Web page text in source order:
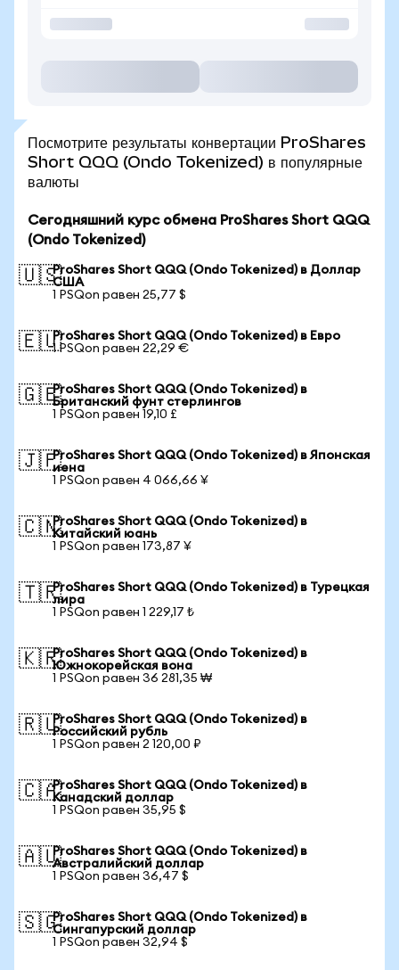
Посмотрите результаты конвертации ProShares
Short QQQ (Ondo Tokenized) в популярные
валюты
Сегодняшний курс обмена ProShares Short QQQ
(Ondo Tokenized)
🇺🇸ProShares Short QQQ (Ondo Tokenized) в Доллар
США
1 PSQon равен 25,77 $
🇪🇺ProShares Short QQQ (Ondo Tokenized) в Евро
1 PSQon равен 22,29 €
🇬🇧ProShares Short QQQ (Ondo Tokenized) в
Британский фунт стерлингов
1 PSQon равен 19,10 £
🇯🇵ProShares Short QQQ (Ondo Tokenized) в Японская
иена
1 PSQon равен 4 066,66 ¥
🇨🇳ProShares Short QQQ (Ondo Tokenized) в
Китайский юань
1 PSQon равен 173,87 ¥
🇹🇷ProShares Short QQQ (Ondo Tokenized) в Турецкая
лира
1 PSQon равен 1 229,17 ₺
🇰🇷ProShares Short QQQ (Ondo Tokenized) в
Южнокорейская вона
1 PSQon равен 36 281,35 ₩
🇷🇺ProShares Short QQQ (Ondo Tokenized) в
Российский рубль
1 PSQon равен 2 120,00 ₽
🇨🇦ProShares Short QQQ (Ondo Tokenized) в
Канадский доллар
1 PSQon равен 35,95 $
🇦🇺ProShares Short QQQ (Ondo Tokenized) в
Австралийский доллар
1 PSQon равен 36,47 $
🇸🇬ProShares Short QQQ (Ondo Tokenized) в
Сингапурский доллар
1 PSQon равен 32,94 $